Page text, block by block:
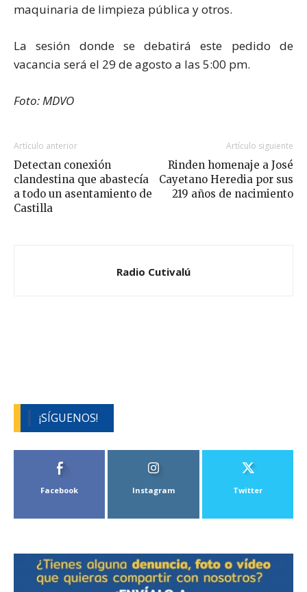
maquinaria de limpieza pública y otros.
La sesión donde se debatirá este pedido de
vacancia será el 29 de agosto a las 5:00 pm.
Foto: MDVO
Artículo anterior
Detectan conexión
clandestina que abastecía
a todo un asentamiento de
Castilla
Artículo siguiente
Rinden homenaje a José
Cayetano Heredia por sus
219 años de nacimiento
Radio Cutivalú
¡SÍGUENOS!